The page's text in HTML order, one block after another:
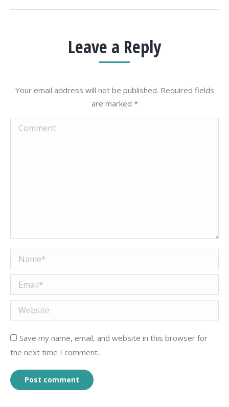
Leave a Reply
Your email address will not be published. Required fields
are marked *
Comment
Name *
Email *
Website
Save my name, email, and website in this browser for
the next time I comment.
Post comment